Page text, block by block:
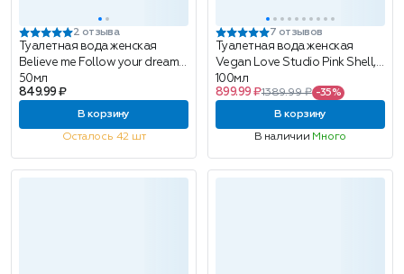
2 отзыва
Туалетная вода женская
Believe me Follow your dream,
50мл
849.99 ₽
В корзину
Осталось 42 шт
7 отзывов
Туалетная вода женская
Vegan Love Studio Pink Shell,
100мл
899.99 ₽1389.99 ₽ -35%
В корзину
В наличии Много